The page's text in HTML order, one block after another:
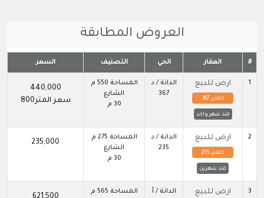
العروض المطابقة
# العقار الحي التصنيف السعر
1 ارض للبيع
اعلان 367
منذ شهر واحد
الدانة / د
367
المساحة 550 م
الشارع
30 م
440,000
سعر المتر800
2 ارض للبيع
اعلان 235
منذ شهرين
الدانة / د
235
المساحة 275 م
الشارع
30 م
235,000
3 ارض للبيع
الدانة / أ
المساحة 565 م